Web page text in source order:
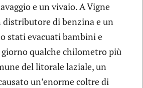
e un vivaio. A Vigne
di benzina e un
stati evacuati bambini e
giorno qualche chilometro più
del litorale laziale, un
un’enorme coltre di